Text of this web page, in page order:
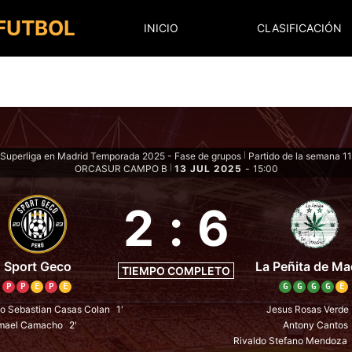
INICIO CLASIFICACIÓN
Superliga en Madrid Temporada 2025 - Fase de grupos
Partido de la semana 11
ORCASUR CAMPO B
13 JUL 2025 - 15:00
Sport Geco
P P E P E
2 : 6
TIEMPO COMPLETO La Peñita de
G G G G E
Sebastian Casas Colan 1'
Camacho 2'
Jesus Rosas Verde
Antony Cantos
Rivaldo Stefano Mendoza